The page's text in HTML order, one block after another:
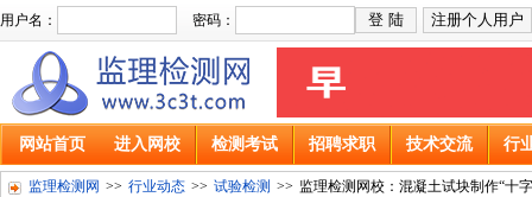
用户名： 密码：
网站首页 进入网校 检测考试 招聘求职 技术交流 行
监理检测网 >> 行业动态 >> 试验检测 >> 监理检测网校：混凝土试块制作“十